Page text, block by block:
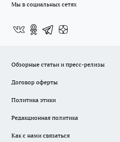
Мы в социальных сетях
Обзорные статьи и пресс-релизы
Договор оферты
Политика этики
Редакционная политика
Как с нами связаться